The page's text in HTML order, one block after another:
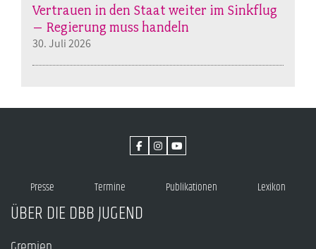
Vertrauen in den Staat weiter im Sinkflug
– Regierung muss handeln
30. Juli 2026
Presse Termine Publikationen Lexikon
ÜBER DIE DBB JUGEND